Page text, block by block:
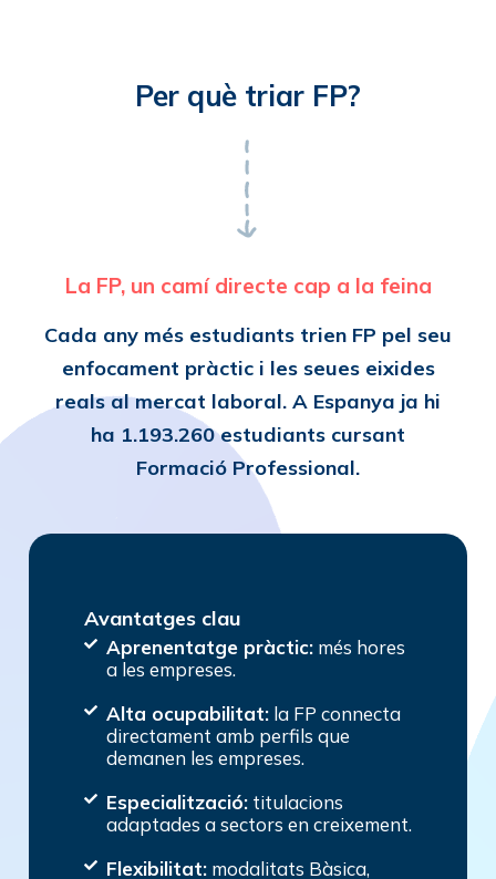
Per què triar FP?
La FP, un camí directe cap a la feina
Cada any més estudiants trien FP pel seu
enfocament pràctic i les seues eixides
reals al mercat laboral. A Espanya ja hi
ha 1.193.260 estudiants cursant
Formació Professional.
Avantatges clau
Aprenentatge pràctic: més hores
a les empreses.
Alta ocupabilitat: la FP connecta
directament amb perfils que
demanen les empreses.
Especialització: titulacions
adaptades a sectors en creixement.
Flexibilitat: modalitats Bàsica,